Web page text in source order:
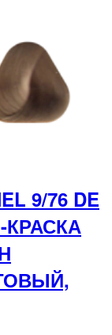
9/76 DE
КРАСКА